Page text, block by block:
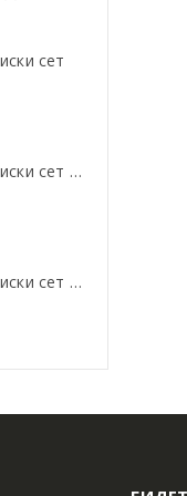
сет
Батериски сет Брусалица и Бормашина 20V
Батериски сет Ротирачки Чекан и Бормашина 20V